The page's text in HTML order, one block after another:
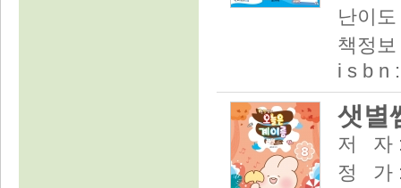
난이
책정
i s b n
샛별
저 자
정 가